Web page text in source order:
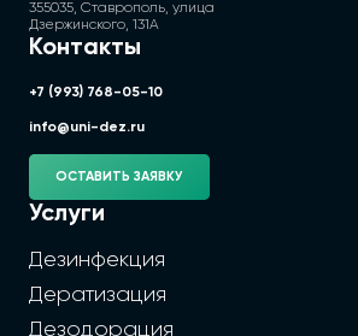
355035, Ставрополь, улица
Дзержинского, 131А
Контакты
+7 (993) 768-05-10
info@uni-dez.ru
ОСТАВИТЬ ЗАЯВКУ
Услуги
Дезинфекция
Дератизация
Дезодорация